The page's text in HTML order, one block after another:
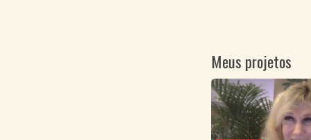
Meus projetos